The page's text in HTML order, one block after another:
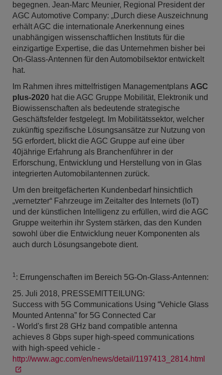
begegnen. Jean-Marc Meunier, Regional President der
AGC Automotive Company: „Durch diese Auszeichnung
erhält AGC die internationale Anerkennung eines
unabhängigen wissenschaftlichen Instituts für die
einzigartige Expertise, die das Unternehmen bisher bei
On-Glass-Antennen für den Automobilsektor entwickelt
hat.
Im Rahmen ihres mittelfristigen Managementplans AGC
plus-2020 hat die AGC Gruppe Mobilität, Elektronik und
Biowissenschaften als bedeutende strategische
Geschäftsfelder festgelegt. Im Mobilitätssektor, welcher
zukünftig spezifische Lösungsansätze zur Nutzung von
5G erfordert, blickt die AGC Gruppe auf eine über
40jährige Erfahrung als Branchenführer in der
Erforschung, Entwicklung und Herstellung von in Glas
integrierten Automobilantennen zurück.
Um den breitgefächerten Kundenbedarf hinsichtlich
„vernetzter“ Fahrzeuge im Zeitalter des Internets (IoT)
und der künstlichen Intelligenz zu erfüllen, wird die AGC
Gruppe weiterhin ihr System stärken, das den Kunden
sowohl über die Entwicklung neuer Komponenten als
auch durch Lösungsangebote dient.
1: Errungenschaften im Bereich 5G-On-Glass-Antennen:
25. Juli 2018, PRESSEMITTEILUNG:
Success with 5G Communications Using “Vehicle Glass
Mounted Antenna” for 5G Connected Car
- World's first 28 GHz band compatible antenna
achieves 8 Gbps super high-speed communications
with high-speed vehicle -
http://www.agc.com/en/news/detail/1197413_2814.html